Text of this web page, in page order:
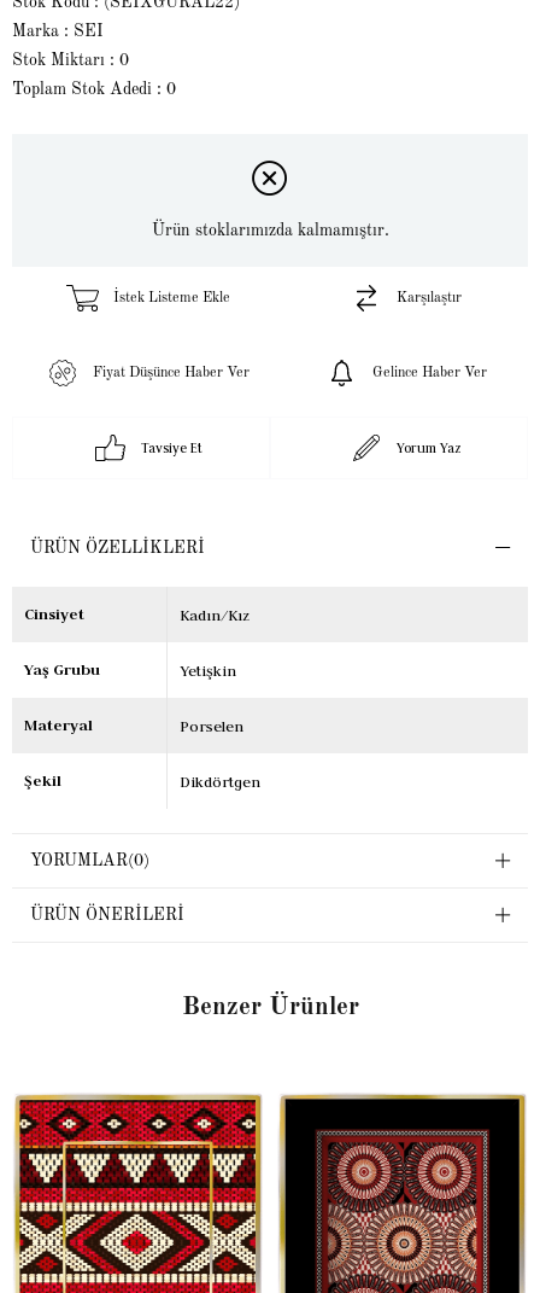
Marka : SEI
Stok Miktarı : 0
Toplam Stok Adedi : 0
Ürün stoklarımızda kalmamıştır.
İstek Listeme Ekle Karşılaştır
Fiyat Düşünce Haber Ver Gelince Haber Ver
Tavsiye Et Yorum Yaz
ÜRÜN ÖZELLIKLERI
Cinsiyet Kadın/Kız
Yaş Grubu Yetişkin
Materyal Porselen
Şekil Dikdörtgen
YORUMLAR(0)
ÜRÜN ÖNERILERI
Benzer Ürünler